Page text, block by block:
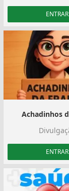
ENTRAR
Achadinhos
ENTRAR